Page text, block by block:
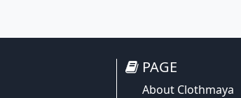
PAGE
About Clothmaya